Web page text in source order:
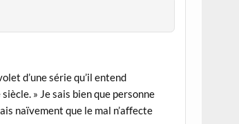
d’une série qu’il entend
» Je sais bien que personne
naïvement que le mal n’affecte